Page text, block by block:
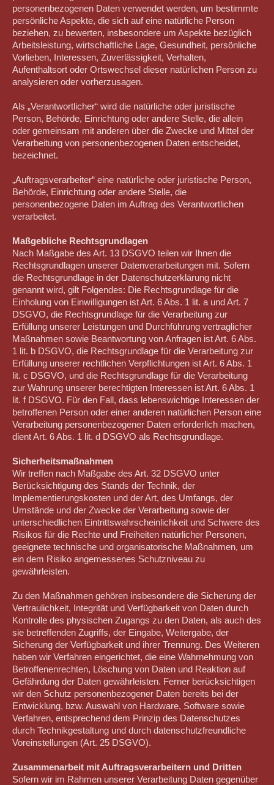
personenbezogenen Daten verwendet werden, um bestimmte
persönliche Aspekte, die sich auf eine natürliche Person
beziehen, zu bewerten, insbesondere um Aspekte bezüglich
Arbeitsleistung, wirtschaftliche Lage, Gesundheit, persönliche
Vorlieben, Interessen, Zuverlässigkeit, Verhalten,
Aufenthaltsort oder Ortswechsel dieser natürlichen Person zu
analysieren oder vorherzusagen.
Als „Verantwortlicher“ wird die natürliche oder juristische
Person, Behörde, Einrichtung oder andere Stelle, die allein
oder gemeinsam mit anderen über die Zwecke und Mittel der
Verarbeitung von personenbezogenen Daten entscheidet,
bezeichnet.
„Auftragsverarbeiter“ eine natürliche oder juristische Person,
Behörde, Einrichtung oder andere Stelle, die
personenbezogene Daten im Auftrag des Verantwortlichen
verarbeitet.
Maßgebliche Rechtsgrundlagen
Nach Maßgabe des Art. 13 DSGVO teilen wir Ihnen die
Rechtsgrundlagen unserer Datenverarbeitungen mit. Sofern
die Rechtsgrundlage in der Datenschutzerklärung nicht
genannt wird, gilt Folgendes: Die Rechtsgrundlage für die
Einholung von Einwilligungen ist Art. 6 Abs. 1 lit. a und Art. 7
DSGVO, die Rechtsgrundlage für die Verarbeitung zur
Erfüllung unserer Leistungen und Durchführung vertraglicher
Maßnahmen sowie Beantwortung von Anfragen ist Art. 6 Abs.
1 lit. b DSGVO, die Rechtsgrundlage für die Verarbeitung zur
Erfüllung unserer rechtlichen Verpflichtungen ist Art. 6 Abs. 1
lit. c DSGVO, und die Rechtsgrundlage für die Verarbeitung
zur Wahrung unserer berechtigten Interessen ist Art. 6 Abs. 1
lit. f DSGVO. Für den Fall, dass lebenswichtige Interessen der
betroffenen Person oder einer anderen natürlichen Person eine
Verarbeitung personenbezogener Daten erforderlich machen,
dient Art. 6 Abs. 1 lit. d DSGVO als Rechtsgrundlage.
Sicherheitsmaßnahmen
Wir treffen nach Maßgabe des Art. 32 DSGVO unter
Berücksichtigung des Stands der Technik, der
Implementierungskosten und der Art, des Umfangs, der
Umstände und der Zwecke der Verarbeitung sowie der
unterschiedlichen Eintrittswahrscheinlichkeit und Schwere des
Risikos für die Rechte und Freiheiten natürlicher Personen,
geeignete technische und organisatorische Maßnahmen, um
ein dem Risiko angemessenes Schutzniveau zu
gewährleisten.
Zu den Maßnahmen gehören insbesondere die Sicherung der
Vertraulichkeit, Integrität und Verfügbarkeit von Daten durch
Kontrolle des physischen Zugangs zu den Daten, als auch des
sie betreffenden Zugriffs, der Eingabe, Weitergabe, der
Sicherung der Verfügbarkeit und ihrer Trennung. Des Weiteren
haben wir Verfahren eingerichtet, die eine Wahrnehmung von
Betroffenenrechten, Löschung von Daten und Reaktion auf
Gefährdung der Daten gewährleisten. Ferner berücksichtigen
wir den Schutz personenbezogener Daten bereits bei der
Entwicklung, bzw. Auswahl von Hardware, Software sowie
Verfahren, entsprechend dem Prinzip des Datenschutzes
durch Technikgestaltung und durch datenschutzfreundliche
Voreinstellungen (Art. 25 DSGVO).
Zusammenarbeit mit Auftragsverarbeitern und Dritten
Sofern wir im Rahmen unserer Verarbeitung Daten gegenüber